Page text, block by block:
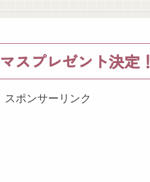
スプレゼント決定！
スポンサーリンク